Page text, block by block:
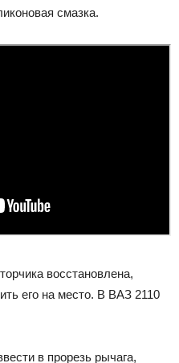
смазка.
восстановлена,
его на место. В ВАЗ 2110
в прорезь рычага,